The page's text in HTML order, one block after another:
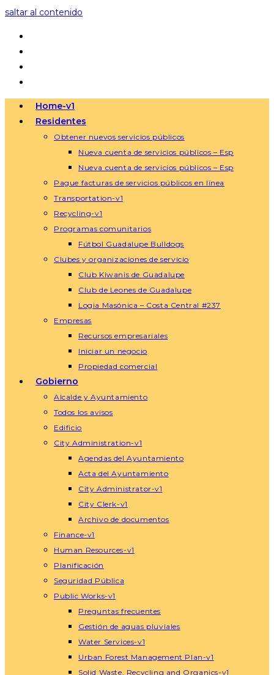
saltar al contenido
Home-v1
Residentes
Obtener nuevos servicios públicos
Nueva cuenta de servicios públicos – Esp
Nueva cuenta de servicios públicos – Esp
Pague facturas de servicios públicos en línea
Transportation-v1
Recycling-v1
Programas comunitarios
Fútbol Guadalupe Bulldogs
Clubes y organizaciones de servicio
Club Kiwanis de Guadalupe
Club de Leones de Guadalupe
Logia Masónica – Costa Central #237
Empresas
Recursos empresariales
Iniciar un negocio
Propiedad comercial
Gobierno
Alcalde y Ayuntamiento
Todos los avisos
Edificio
City Administration-v1
Agendas del Ayuntamiento
Acta del Ayuntamiento
City Administrator-v1
City Clerk-v1
Archivo de documentos
Finance-v1
Human Resources-v1
Planificación
Seguridad Pública
Public Works-v1
Preguntas frecuentes
Gestión de aguas pluviales
Water Services-v1
Urban Forest Management Plan-v1
Solid Waste, Recycling and Organics-v1